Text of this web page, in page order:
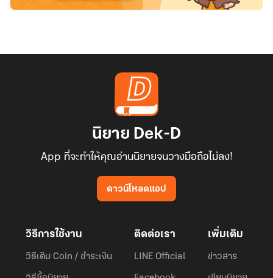
นิยาย Dek-D
App ที่จะทำให้คุณอ่านนิยายจนวางมือถือไม่ลง!
ดาวน์โหลดแอป
วิธีการใช้งาน
วิธีเติม Coin / ชำระเงิน
ติดต่อเรา
LINE Official
เพิ่มเติม
ข่าวสาร